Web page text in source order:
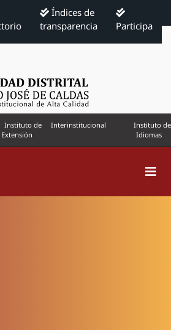
Índices de
transparencia
Participa
Instituto de
Extensión
Interinstitucional
Instituto de
Idiomas